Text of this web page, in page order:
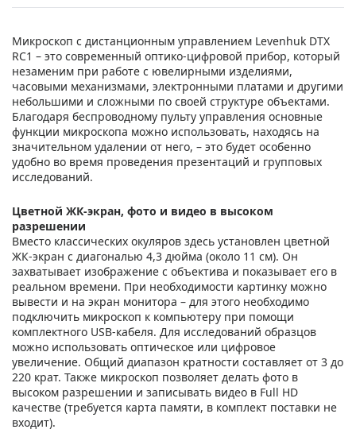
Микроскоп с дистанционным управлением Levenhuk DTX
RC1 – это современный оптико-цифровой прибор, который
незаменим при работе с ювелирными изделиями,
часовыми механизмами, электронными платами и другими
небольшими и сложными по своей структуре объектами.
Благодаря беспроводному пульту управления основные
функции микроскопа можно использовать, находясь на
значительном удалении от него, – это будет особенно
удобно во время проведения презентаций и групповых
исследований.
Цветной ЖК-экран, фото и видео в высоком
разрешении
Вместо классических окуляров здесь установлен цветной
ЖК-экран с диагональю 4,3 дюйма (около 11 см). Он
захватывает изображение с объектива и показывает его в
реальном времени. При необходимости картинку можно
вывести и на экран монитора – для этого необходимо
подключить микроскоп к компьютеру при помощи
комплектного USB-кабеля. Для исследований образцов
можно использовать оптическое или цифровое
увеличение. Общий диапазон кратности составляет от 3 до
220 крат. Также микроскоп позволяет делать фото в
высоком разрешении и записывать видео в Full HD
качестве (требуется карта памяти, в комплект поставки не
входит).